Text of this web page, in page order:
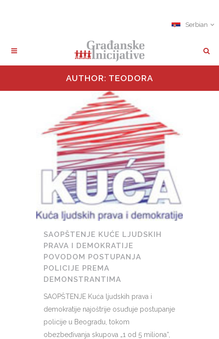
Serbian
AUTHOR: TEODORA
SAOPŠTENJE KUĆE LJUDSKIH
PRAVA I DEMOKRATIJE
POVODOM POSTUPANJA
POLICIJE PREMA
DEMONSTRANTIMA
SAOPŠTENJE Kuća ljudskih prava i
demokratije najoštrije osuđuje postupanje
policije u Beogradu, tokom
obezbeđivanja skupova „1 od 5 miliona“,